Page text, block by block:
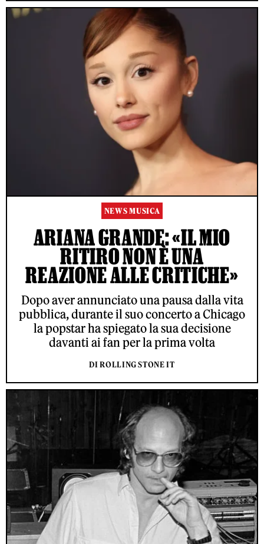
NEWS MUSICA
ARIANA GRANDE: «IL MIO
RITIRO NON È UNA
REAZIONE ALLE CRITICHE»
Dopo aver annunciato una pausa dalla vita
pubblica, durante il suo concerto a Chicago
la popstar ha spiegato la sua decisione
davanti ai fan per la prima volta
DI ROLLING STONE IT